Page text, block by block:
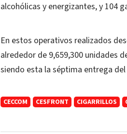
alcohólicas y energizantes, y 104
En estos operativos realizados
alrededor de 9,659,300 unidades
siendo esta la séptima entrega del
CECCOM CESFRONT CIGARRILLOS